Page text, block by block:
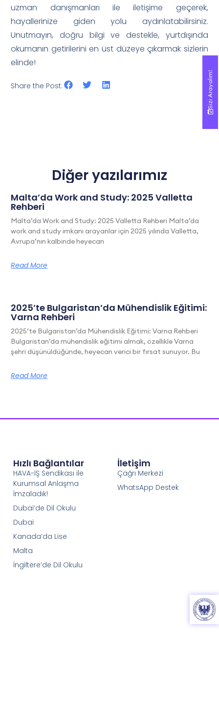
uzman danışmanları ile iletişime geçerek,
hayallerinize giden yolu aydınlatabilirsiniz.
Unutmayın, doğru bilgi ve destekle, yurtdışında
okumanın getirilerini en üst düzeye çıkarmak sizlerin
elinde!
Share the Post:
Diğer yazılarımız
Malta’da Work and Study: 2025 Valletta
Rehberi
Malta’da Work and Study: 2025 Valletta Rehberi Malta’da
work and study imkanı arayanlar için 2025 yılında Valletta,
Avrupa’nın kalbinde heyecan
Read More
2025’te Bulgaristan’da Mühendislik Eğitimi:
Varna Rehberi
2025’te Bulgaristan’da Mühendislik Eğitimi: Varna Rehberi
Bulgaristan’da mühendislik eğitimi almak, özellikle Varna
şehri düşünüldüğünde, heyecan verici bir fırsat sunuyor. Bu
Read More
Sizi Arayalım!
Sizi Arayalım!
Hızlı Bağlantılar
HAVA-İŞ Sendikası ile
Kurumsal Anlaşma
İmzaladık!
Dubai’de Dil Okulu
Dubai
Kanada’da Lise
Malta
İngiltere’de Dil Okulu
İletişim
Çağrı Merkezi
WhatsApp Destek